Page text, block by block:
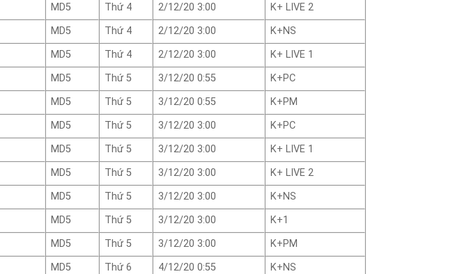
MD5 Thứ 4 2/12/20 3:00
K+ LIVE 2
MD5 Thứ 4 2/12/20 3:00
K+NS
MD5 Thứ 4 2/12/20 3:00
K+ LIVE 1
MD5 Thứ 5 3/12/20 0:55
K+PC
MD5 Thứ 5 3/12/20 0:55
K+PM
MD5 Thứ 5 3/12/20 3:00
K+PC
MD5 Thứ 5 3/12/20 3:00
K+ LIVE 1
MD5 Thứ 5 3/12/20 3:00
K+ LIVE 2
MD5 Thứ 5 3/12/20 3:00
K+NS
MD5 Thứ 5 3/12/20 3:00
K+1
MD5 Thứ 5 3/12/20 3:00
K+PM
MD5 Thứ 6 4/12/20 0:55
K+NS